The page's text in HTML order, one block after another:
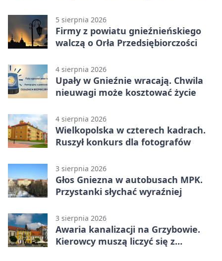
5 sierpnia 2026
Firmy z powiatu gnieźnieńskiego
walczą o Orła Przedsiębiorczości
4 sierpnia 2026
Upały w Gnieźnie wracają. Chwila
nieuwagi może kosztować życie
4 sierpnia 2026
Wielkopolska w czterech kadrach.
Ruszył konkurs dla fotografów
3 sierpnia 2026
Głos Gniezna w autobusach MPK.
Przystanki słychać wyraźniej
3 sierpnia 2026
Awaria kanalizacji na Grzybowie.
Kierowcy muszą liczyć się z